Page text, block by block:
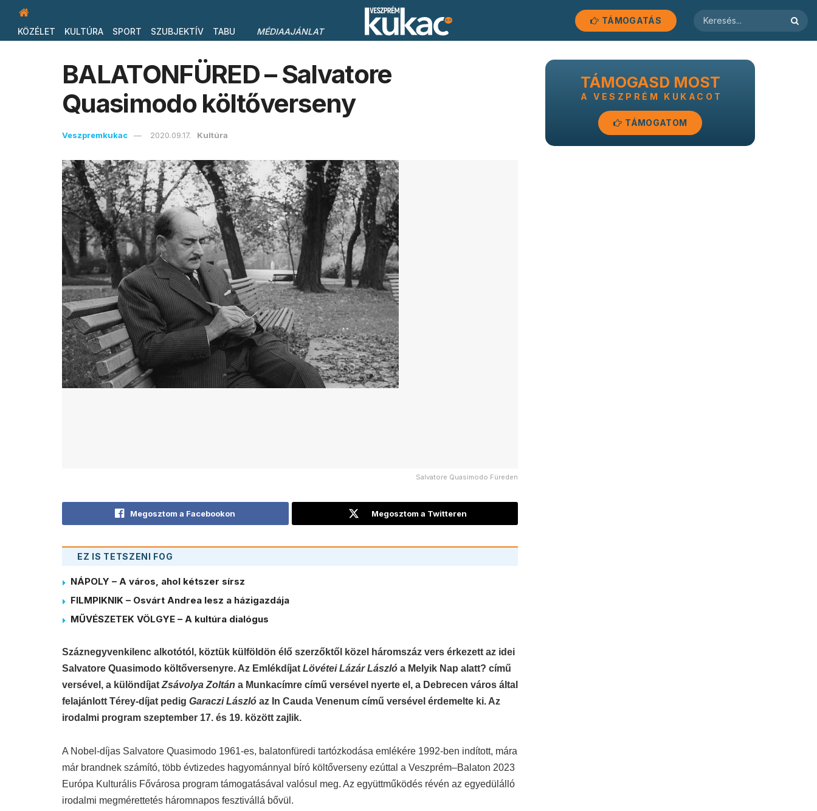
KÖZÉLET KULTÚRA SPORT SZUBJEKTÍV TABU MÉDIAAJÁNLAT
TÁMOGATÁS
BALATONFÜRED – Salvatore
Quasimodo költőverseny
Veszpremkukac 2020.09.17. Kultúra
Salvatore Quasimodo Füreden
Megosztom a Facebookon Megosztom a Twitteren
EZ IS TETSZENI FOG
NÁPOLY – A város, ahol kétszer sírsz
FILMPIKNIK – Osvárt Andrea lesz a házigazdája
MŰVÉSZETEK VÖLGYE – A kultúra dialógus
Száznegyvenkilenc alkotótól, köztük külföldön élő szerzőktől közel háromszáz vers érkezett az idei
Salvatore Quasimodo költőversenyre. Az Emlékdíjat Lövétei Lázár László a Melyik Nap alatt? című
versével, a különdíjatZsávolya Zoltán a Munkacímre című versével nyerte el, a Debrecen város által
felajánlott Térey-díjat pedig Garaczi László az In Cauda Venenum című versével érdemelte ki. Az
irodalmi program szeptember 17. és 19. között zajlik.
A Nobel-díjas Salvatore Quasimodo 1961-es, balatonfüredi tartózkodása emlékére 1992-ben indított, mára
már brandnek számító, több évtizedes hagyománnyal bíró költőverseny ezúttal a Veszprém–Balaton 2023
Európa Kulturális Fővárosa program támogatásával valósul meg. Az együttműködés révén az egyedülálló
irodalmi megmérettetés háromnapos fesztivállá bővül.
TÁMOGASD MOST
A VESZPRÉM KUKACOT
TÁMOGATOM